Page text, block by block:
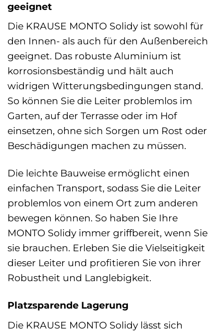
geeignet
Die KRAUSE MONTO Solidy ist sowohl für
den Innen- als auch für den Außenbereich
geeignet. Das robuste Aluminium ist
korrosionsbeständig und hält auch
widrigen Witterungsbedingungen stand.
So können Sie die Leiter problemlos im
Garten, auf der Terrasse oder im Hof
einsetzen, ohne sich Sorgen um Rost oder
Beschädigungen machen zu müssen.
Die leichte Bauweise ermöglicht einen
einfachen Transport, sodass Sie die Leiter
problemlos von einem Ort zum anderen
bewegen können. So haben Sie Ihre
MONTO Solidy immer griffbereit, wenn Sie
sie brauchen. Erleben Sie die Vielseitigkeit
dieser Leiter und profitieren Sie von ihrer
Robustheit und Langlebigkeit.
Platzsparende Lagerung
Die KRAUSE MONTO Solidy lässt sich